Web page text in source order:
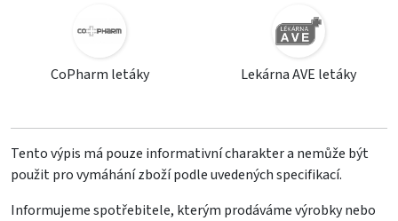
CoPharm letáky Lekárna AVE letáky
Tento výpis má pouze informativní charakter a nemůže být
použit pro vymáhání zboží podle uvedených specifikací.
Informujeme spotřebitele, kterým prodáváme výrobky nebo